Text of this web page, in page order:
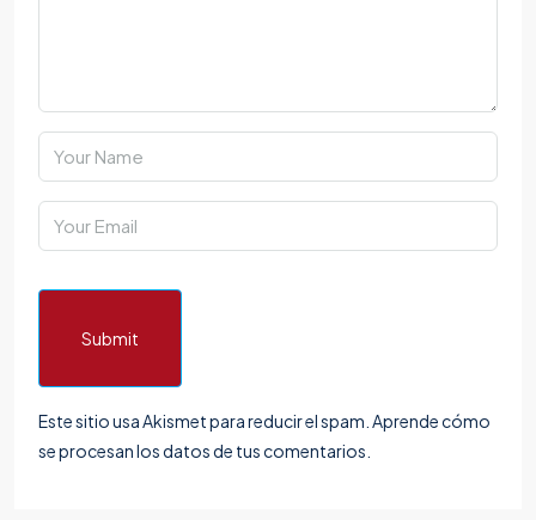
Submit
Este sitio usa Akismet para reducir el spam. Aprende cómo
se procesan los datos de tus comentarios.